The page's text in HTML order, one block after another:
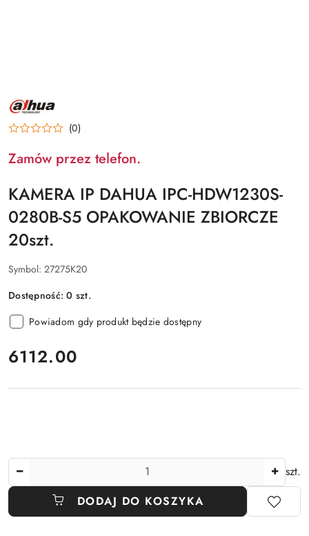
NAZWA
PRODUCENTA:
DAHUA
(0)
Zamów przez telefon.
KAMERA IP DAHUA IPC-HDW1230S-
0280B-S5 OPAKOWANIE ZBIORCZE
20szt.
Symbol: 27275K20
Dostępność:0 szt.
Powiadom gdy produkt będzie dostępny
cena:
6112.00
szt.
DODAJ DO KOSZYKA